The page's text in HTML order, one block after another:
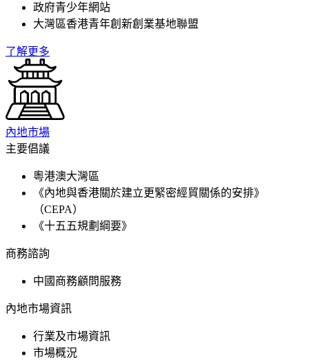
政府青少年網站
大灣區香港青年創新創業基地聯盟
了解更多
內地市場
主要倡議
粵港澳大灣區
《內地與香港關於建立更緊密經貿關係的安排》
（CEPA）
《十五五規劃綱要》
商務諮詢
中國商務顧問服務
內地市場資訊
行業及市場資訊
市場概況